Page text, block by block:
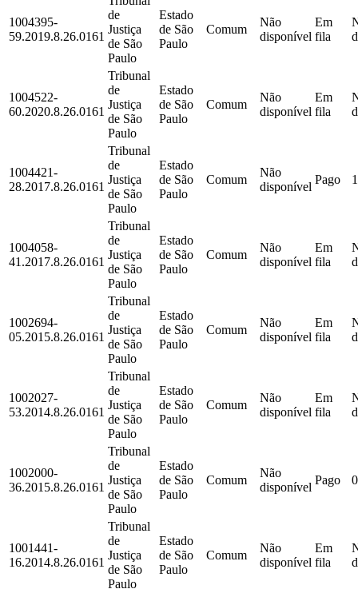
1004395-
59.2019.8.26.0161
de
Justiça
de São
Paulo
Estado
de São
Paulo
Comum
Não
disponível
Em
fila
1004522-
60.2020.8.26.0161
Tribunal
de
Justiça
de São
Paulo
Estado
de São
Paulo
Comum
Não
disponível
Em
fila
1004421-
28.2017.8.26.0161
Tribunal
de
Justiça
de São
Paulo
Estado
de São
Paulo
Comum
Não
disponível
Pago
1004058-
41.2017.8.26.0161
Tribunal
de
Justiça
de São
Paulo
Estado
de São
Paulo
Comum
Não
disponível
Em
fila
1002694-
05.2015.8.26.0161
Tribunal
de
Justiça
de São
Paulo
Estado
de São
Paulo
Comum
Não
disponível
Em
fila
1002027-
53.2014.8.26.0161
Tribunal
de
Justiça
de São
Paulo
Estado
de São
Paulo
Comum
Não
disponível
Em
fila
1002000-
36.2015.8.26.0161
Tribunal
de
Justiça
de São
Paulo
Estado
de São
Paulo
Comum
Não
disponível
Pago
1001441-
16.2014.8.26.0161
Tribunal
de
Justiça
de São
Paulo
Estado
de São
Paulo
Comum
Não
disponível
Em
fila